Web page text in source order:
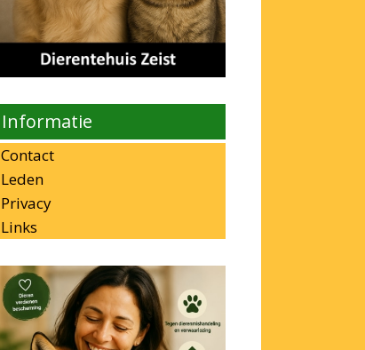
Informatie
Contact
Leden
Privacy
Links